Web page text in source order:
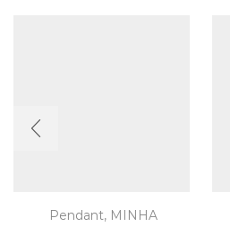
Pendant, MINHA